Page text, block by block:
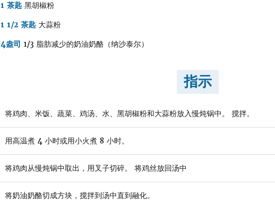
1 茶匙 黑胡椒粉
1 1/2 茶匙 大蒜粉
4盎司 1/3 脂肪减少的奶油奶酪（纳沙泰尔）
指示
将鸡肉、米饭、蔬菜、鸡汤、水、黑胡椒粉和大蒜粉放入慢炖锅中。 搅拌。
用高温煮 4 小时或用小火煮 8 小时。
将鸡肉从慢炖锅中取出，用叉子切碎。 将鸡丝放回汤中
将奶油奶酪切成方块，搅拌到汤中直到融化。